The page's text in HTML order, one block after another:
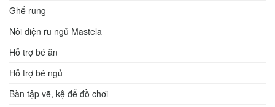
Ghế rung
Nôi điện ru ngủ Mastela
Hỗ trợ bé ăn
Hỗ trợ bé ngủ
Bàn tập vẽ, kệ để đồ chơi